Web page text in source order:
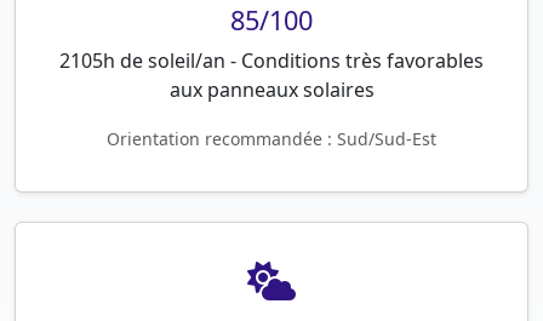
85/100
2105h de soleil/an - Conditions très favorables
aux panneaux solaires
Orientation recommandée : Sud/Sud-Est